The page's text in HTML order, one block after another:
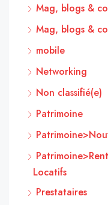
Mag, blogs &
Mag, blogs &
mobile
Networking
Non classifié(e)
Patrimoine
Locatifs
Prestataires